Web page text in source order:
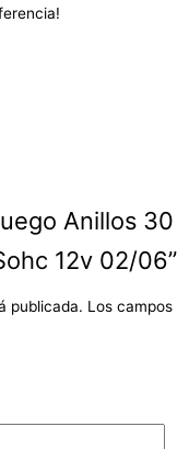
Anillos 30
12v 02/06”
publicada. Los campos